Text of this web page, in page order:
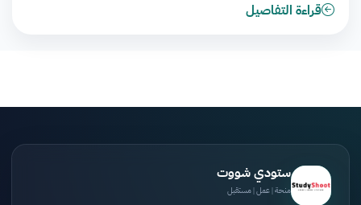
قراءة التفاصيل
ستودي شووت
منحة | عمل | مستقبل